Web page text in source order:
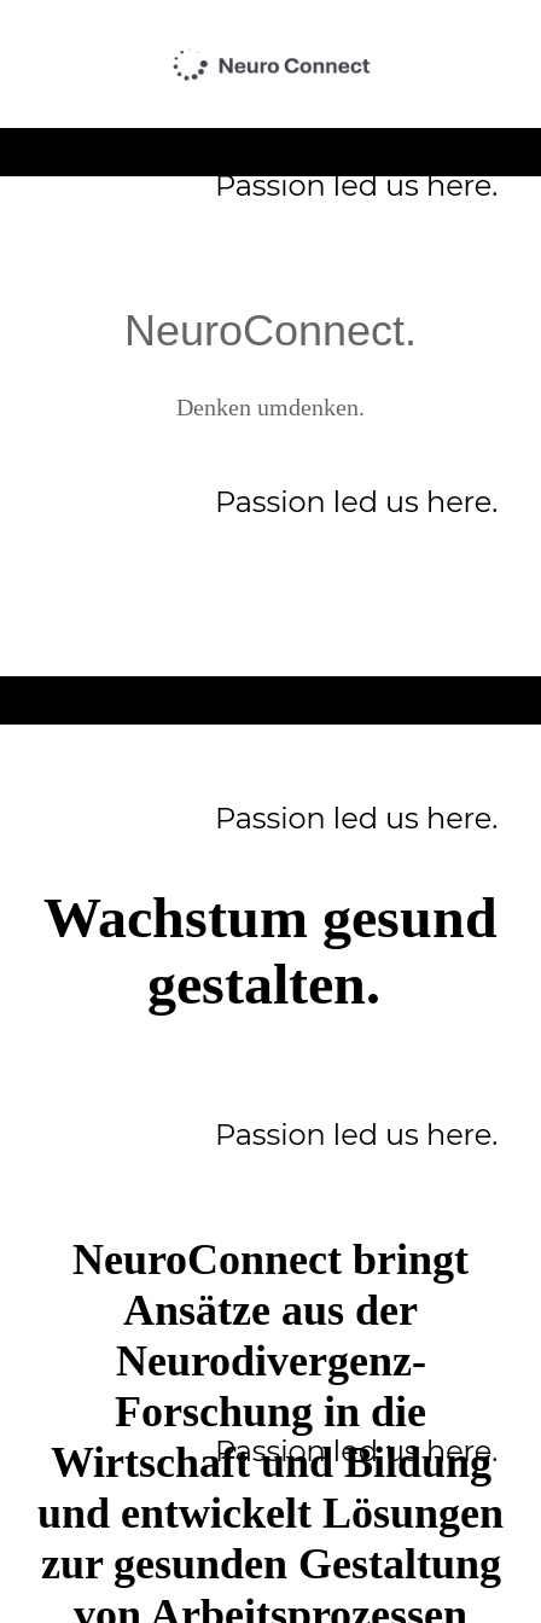
NeuroConnect.
Denken umdenken.
Wachstum gesund
gestalten.
NeuroConnect bringt
Ansätze aus der
Neurodivergenz-
Forschung in die
Wirtschaft und Bildung
und entwickelt Lösungen
zur gesunden Gestaltung